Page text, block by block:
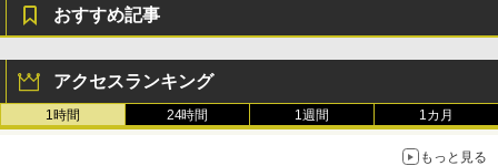
おすすめ記事
アクセスランキング
1時間 24時間 1週間 1カ月
もっと見る